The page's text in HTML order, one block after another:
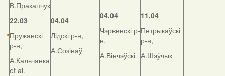
В.Пракапчук
22.03
Пружанскі
р-н,
А.Кальчанка
et al.
04.04
Лідскі р-н,
А.Созінаў
04.04
Чэрвенскі р-
н,
А.Вінчэўскі
11.04
Петрыкаўскі
р-н,
А.Шэўчык